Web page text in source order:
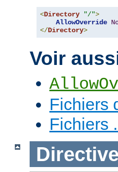
<Directory "/">
AllowOverride
</Directory>
Voir
Fichiers
Fichiers
Directive